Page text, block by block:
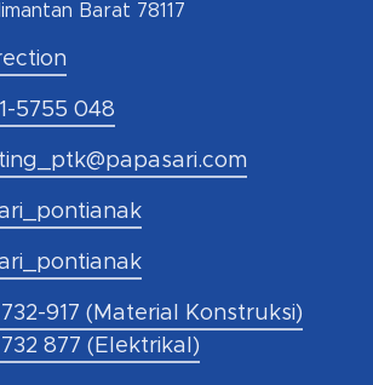
Barat 78117
5755 048
917 (Material Konstruksi)
877 (Elektrikal)